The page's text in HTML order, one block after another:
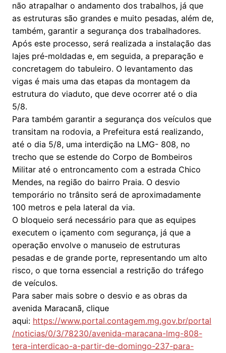
não atrapalhar o andamento dos trabalhos, já que
as estruturas são grandes e muito pesadas, além de,
também, garantir a segurança dos trabalhadores.
Após este processo, será realizada a instalação das
lajes pré-moldadas e, em seguida, a preparação e
concretagem do tabuleiro. O levantamento das
vigas é mais uma das etapas da montagem da
estrutura do viaduto, que deve ocorrer até o dia
5/8.
Para também garantir a segurança dos veículos que
transitam na rodovia, a Prefeitura está realizando,
até o dia 5/8, uma interdição na LMG- 808, no
trecho que se estende do Corpo de Bombeiros
Militar até o entroncamento com a estrada Chico
Mendes, na região do bairro Praia. O desvio
temporário no trânsito será de aproximadamente
100 metros e pela lateral da via.
O bloqueio será necessário para que as equipes
executem o içamento com segurança, já que a
operação envolve o manuseio de estruturas
pesadas e de grande porte, representando um alto
risco, o que torna essencial a restrição do tráfego
de veículos.
Para saber mais sobre o desvio e as obras da
avenida Maracanã, clique
aqui: https://www.portal.contagem.mg.gov.br/portal
/noticias/0/3/78230/avenida-maracana-lmg-808-
tera-interdicao-a-partir-de-domingo-237-para-